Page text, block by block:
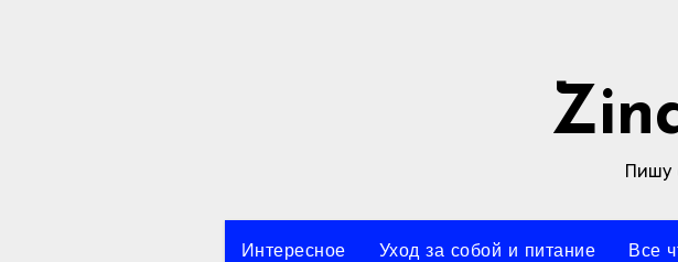
Пишу
Интересное Уход за собой и питание Все